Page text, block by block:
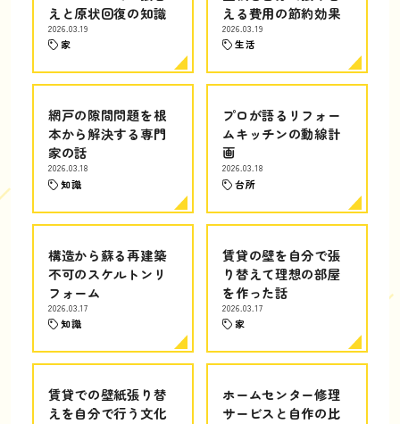
えと原状回復の知識
2026.03.19
家
える費用の節約効果
2026.03.19
生活
網戸の隙間問題を根
本から解決する専門
家の話
2026.03.18
知識
プロが語るリフォー
ムキッチンの動線計
画
2026.03.18
台所
構造から蘇る再建築
不可のスケルトンリ
フォーム
2026.03.17
知識
賃貸の壁を自分で張
り替えて理想の部屋
を作った話
2026.03.17
家
賃貸での壁紙張り替
えを自分で行う文化
ホームセンター修理
サービスと自作の比